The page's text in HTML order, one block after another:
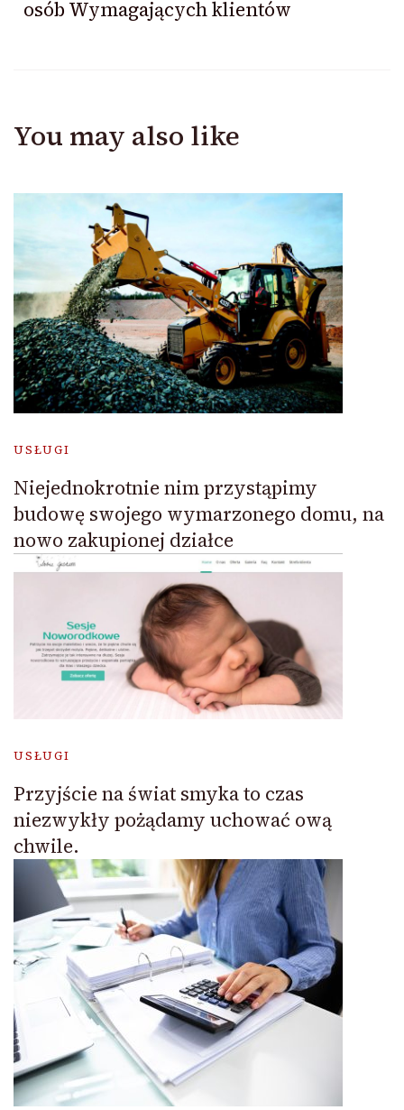
osób Wymagających klientów
You may also like
USŁUGI
Niejednokrotnie nim przystąpimy
budowę swojego wymarzonego domu, na
nowo zakupionej działce
USŁUGI
Przyjście na świat smyka to czas
niezwykły pożądamy uchować ową
chwile.